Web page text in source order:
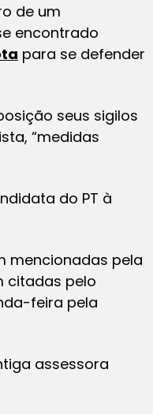
de um
encontrado
para se defender
seus sigilos
“medidas
do PT à
mencionadas pela
citadas pelo
feira pela
assessora